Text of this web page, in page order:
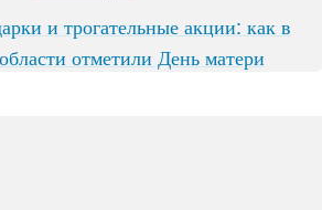
и трогательные акции: как в
отметили День матери